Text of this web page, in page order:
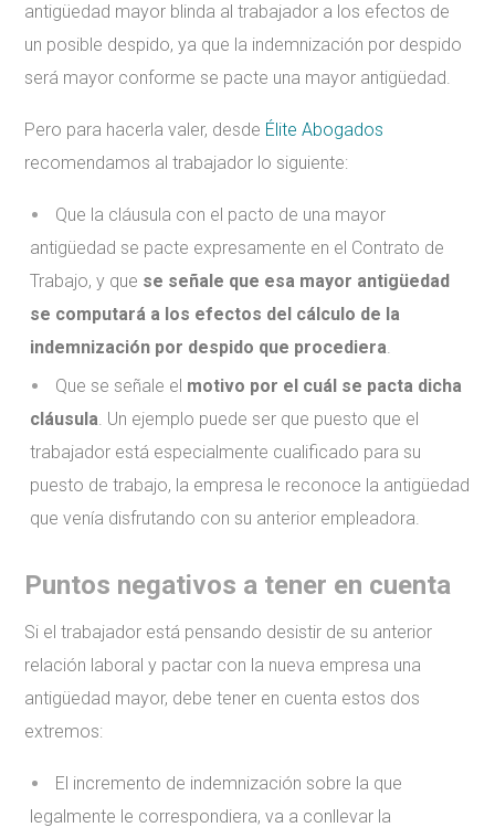
antigüedad mayor blinda al trabajador a los efectos de
un posible despido, ya que la indemnización por despido
será mayor conforme se pacte una mayor antigüedad.
Pero para hacerla valer, desde Élite Abogados
recomendamos al trabajador lo siguiente:
Que la cláusula con el pacto de una mayor
antigüedad se pacte expresamente en el Contrato de
Trabajo, y que se señale que esa mayor antigüedad
se computará a los efectos del cálculo de la
indemnización por despido que procediera.
Que se señale el motivo por el cuál se pacta dicha
cláusula. Un ejemplo puede ser que puesto que el
trabajador está especialmente cualificado para su
puesto de trabajo, la empresa le reconoce la antigüedad
que venía disfrutando con su anterior empleadora.
Puntos negativos a tener en cuenta
Si el trabajador está pensando desistir de su anterior
relación laboral y pactar con la nueva empresa una
antigüedad mayor, debe tener en cuenta estos dos
extremos:
El incremento de indemnización sobre la que
legalmente le correspondiera, va a conllevar la